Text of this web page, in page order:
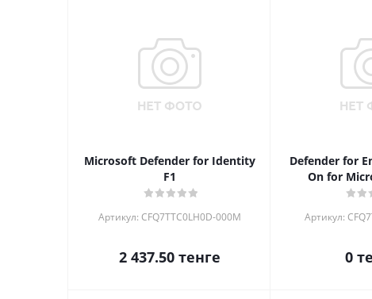
Microsoft Defender for Identity
F1
Артикул: CFQ7TTC0LH0D-000M
2 437.50тенге
Defender for
On for
Артикул:
0